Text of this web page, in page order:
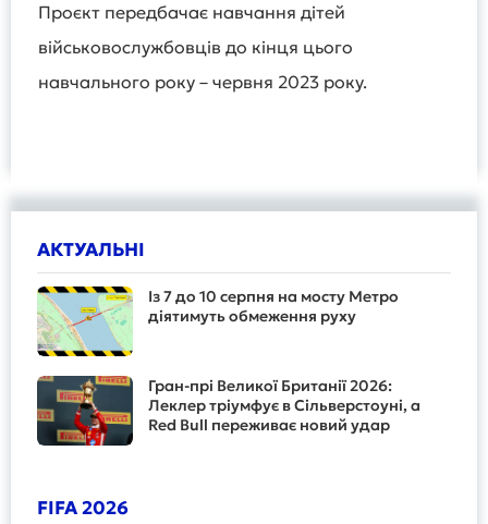
Проєкт передбачає навчання дітей
військовослужбовців до кінця цього
навчального року – червня 2023 року.
АКТУАЛЬНІ
Із 7 до 10 серпня на мосту Метро
діятимуть обмеження руху
Гран-прі Великої Британії 2026:
Леклер тріумфує в Сільверстоуні, а
Red Bull переживає новий удар
FIFA 2026